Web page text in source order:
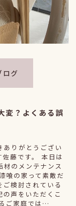
ログ
変？よくある誤
ありがとうござい
藤です。 本日は
材のメンテナンス
喰の家って素敵だ
検討されている
声をいただくこ
ご家庭では…